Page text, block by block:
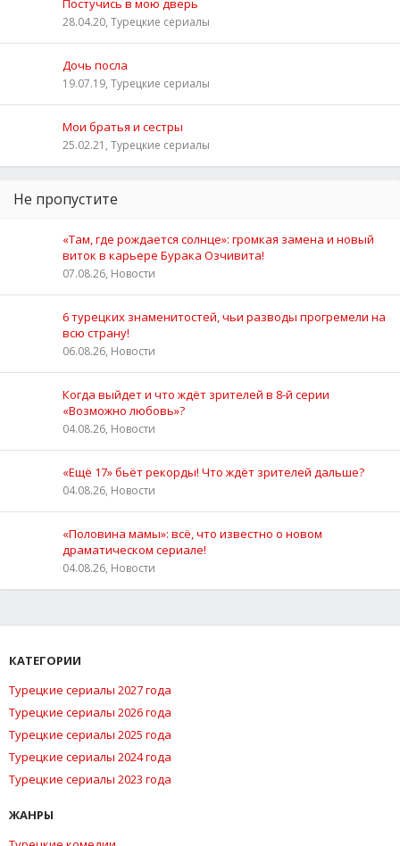
Постучись в мою дверь
28.04.20, Турецкие сериалы
Дочь посла
19.07.19, Турецкие сериалы
Мои братья и сестры
25.02.21, Турецкие сериалы
Не пропустите
«Там, где рождается солнце»: громкая замена и новый
виток в карьере Бурака Озчивита!
07.08.26, Новости
6 турецких знаменитостей, чьи разводы прогремели на
всю страну!
06.08.26, Новости
Когда выйдет и что ждёт зрителей в 8-й серии
«Возможно любовь»?
04.08.26, Новости
«Ещё 17» бьёт рекорды! Что ждёт зрителей дальше?
04.08.26, Новости
«Половина мамы»: всё, что известно о новом
драматическом сериале!
04.08.26, Новости
КАТЕГОРИИ
Турецкие сериалы 2027 года
Турецкие сериалы 2026 года
Турецкие сериалы 2025 года
Турецкие сериалы 2024 года
Турецкие сериалы 2023 года
ЖАНРЫ